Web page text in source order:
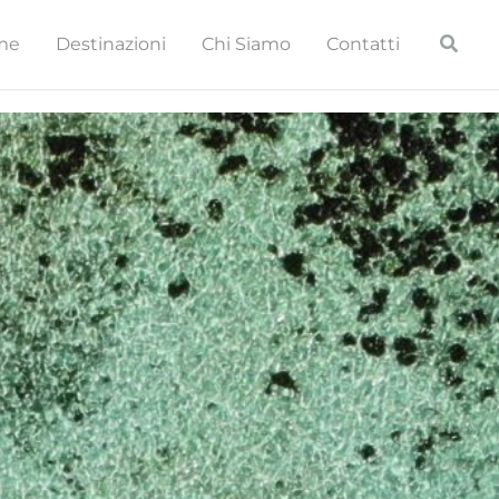
Destinazioni Chi Siamo Contatti Cerca